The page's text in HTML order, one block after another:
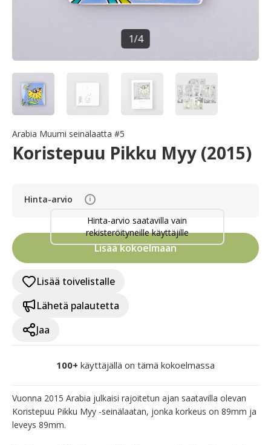
1/4
Arabia Muumi seinälaatta #5
Koristepuu Pikku Myy (2015)
Hinta-arvio i
Hinta-arvio saatavilla vain
rekisteröityneille käyttäjille
Lisää kokoelmaan
Lisää toivelistalle
Lähetä palautetta
Jaa
100+ käyttäjällä on tämä kokoelmassa
Vuonna 2015 Arabia julkaisi rajoitetun ajan saatavilla olevan
Koristepuu Pikku Myy -seinälaatan, jonka korkeus on 89mm ja
leveys 89mm.